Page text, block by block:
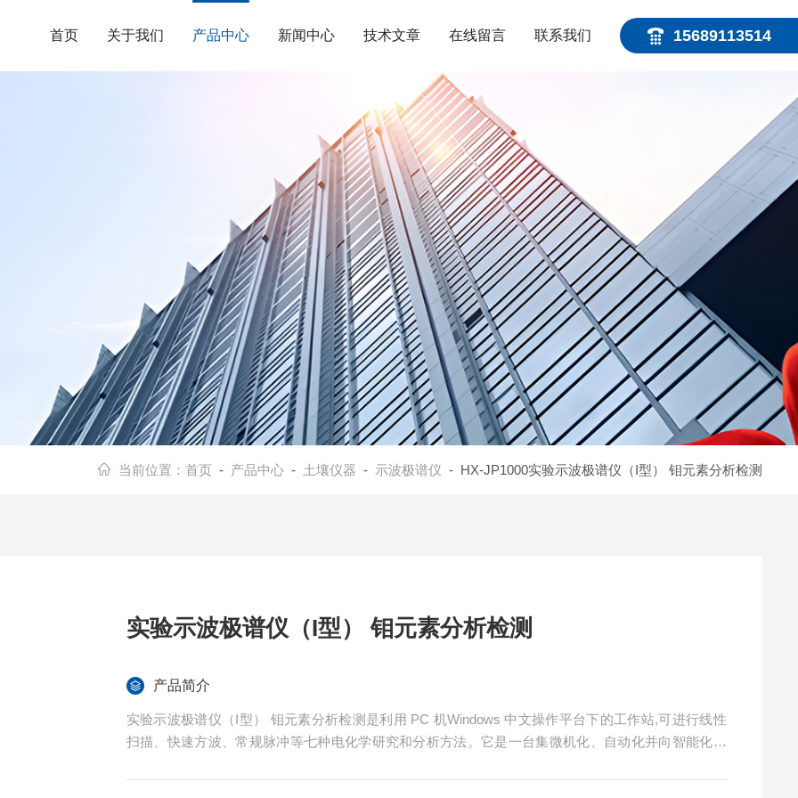
15689113514
首页 关于我们 产品中心 新闻中心 技术文章 在线留言 联系我们
当前位置： 首页 - 产品中心- 土壤仪器 - 示波极谱仪 - HX-JP1000实验示波极谱仪（I型） 钼元素分析检测
实验示波极谱仪（I型） 钼元素分析检测
产品简介
实验示波极谱仪（I型） 钼元素分析检测是利用 PC 机Windows 中文操作平台下的工作站,可进行线性
扫描、快速方波、常规脉冲等七种电化学研究和分析方法。它是一台集微机化、自动化并向智能化过